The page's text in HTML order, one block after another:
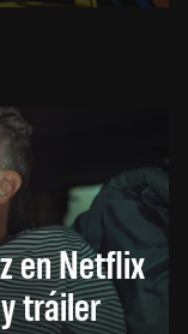
en Netflix
tráiler